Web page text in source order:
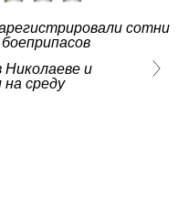
сотни
и
на среду